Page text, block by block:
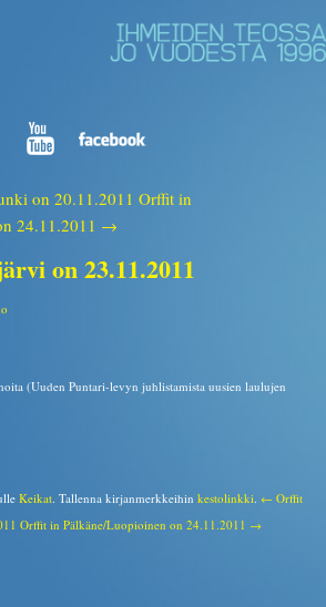
on 20.11.2011 Orffit in
24.11.2011 →
on 23.11.2011
(Uuden Puntari-levyn juhlistamista uusien laulujen
Keikat . Tallenna kirjanmerkkeihin kestolinkki ← Orffit
Orffit in Pälkäne/Luopioinen on 24.11.2011 →